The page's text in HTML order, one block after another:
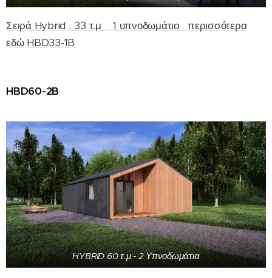
Σειρά Hybrid . 33 τ.μ 1 υπνοδωμάτιο περισσότερα
εδώ HBD33-1B
HBD60-2B
HYBRID 60 τ.μ - 2 Υπνοδωμάτια